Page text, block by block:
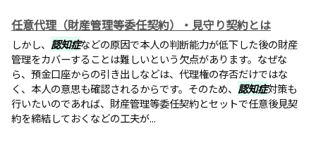
任意代理（財産管理等委任契約）・見守り契約とは
しかし、 認知症などの原因で本人の判断能力が低下した後の財産
管理をカバーすることは難しいという欠点があります。なぜな
ら、預金口座からの引き出しなどは、代理権の存否だけではな
く、本人の意思も確認されるからです。そのため、 認知症対策も
行いたいのであれば、財産管理等委任契約とセットで任意後見契
約を締結しておくなどの工夫が...